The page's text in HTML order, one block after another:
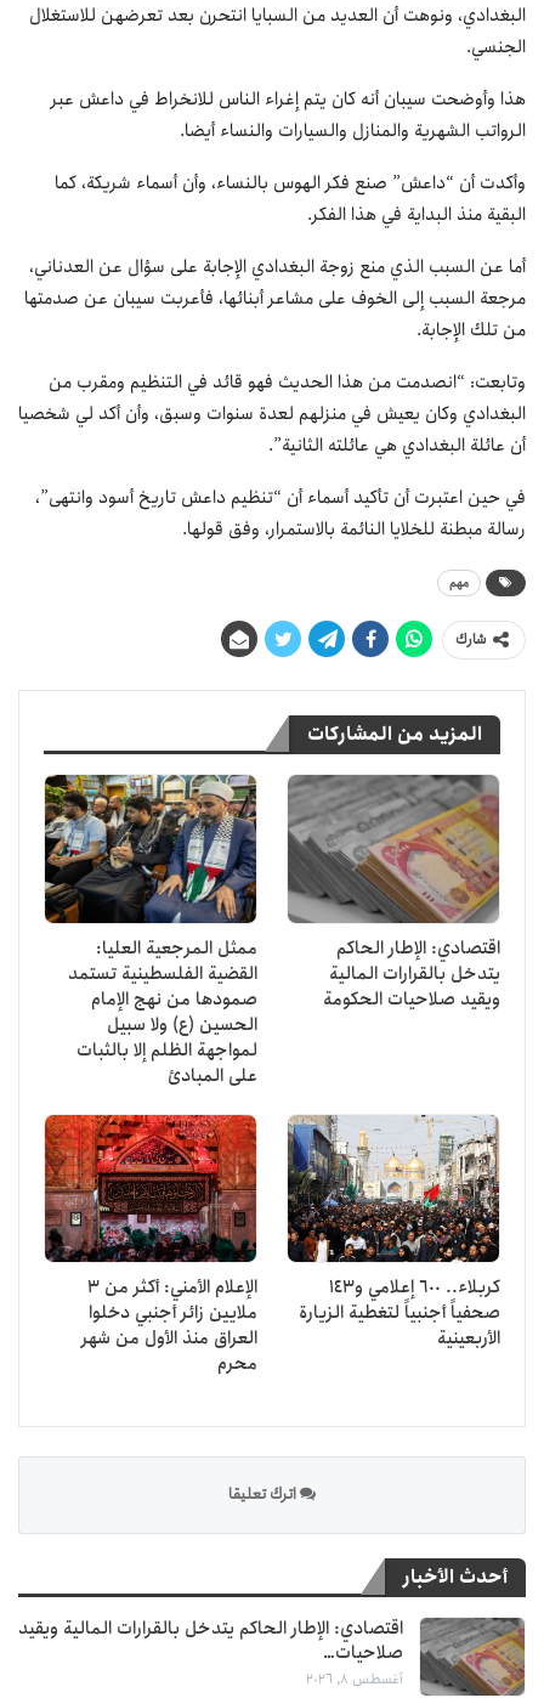
البغدادي، ونوهت أن العديد من السبايا انتحرن بعد تعرضهن للاستغلال
الجنسي.
هذا وأوضحت سيبان أنه كان يتم إغراء الناس للانخراط في داعش عبر
الرواتب الشهرية والمنازل والسيارات والنساء أيضا.
وأكدت أن “داعش” صنع فكر الهوس بالنساء، وأن أسماء شريكة، كما
البقية منذ البداية في هذا الفكر.
أما عن السبب الذي منع زوجة البغدادي الإجابة على سؤال عن العدناني،
مرجعة السبب إلى الخوف على مشاعر أبنائها، فأعربت سيبان عن صدمتها
من تلك الإجابة.
وتابعت: “انصدمت من هذا الحديث فهو قائد في التنظيم ومقرب من
البغدادي وكان يعيش في منزلهم لعدة سنوات وسبق، وأن أكد لي شخصيا
أن عائلة البغدادي هي عائلته الثانية”.
في حين اعتبرت أن تأكيد أسماء أن “تنظيم داعش تاريخ أسود وانتهى”،
رسالة مبطنة للخلايا النائمة بالاستمرار، وفق قولها.
مهم
شارك
المزيد من المشاركات
اقتصادي: الإطار الحاكم
يتدخل بالقرارات المالية
ويقيد صلاحيات الحكومة
ممثل المرجعية العليا:
القضية الفلسطينية تستمد
صمودها من نهج الإمام
الحسين (ع) ولا سبيل
لمواجهة الظلم إلا بالثبات
على المبادئ
كربلاء.. 600 إعلامي و143
صحفياً أجنبياً لتغطية الزيارة
الأربعينية
الإعلام الأمني: أكثر من 3
ملايين زائر أجنبي دخلوا
العراق منذ الأول من شهر
محرم
اترك تعليقا
أحدث الأخبار
اقتصادي: الإطار الحاكم يتدخل بالقرارات المالية ويقيد
صلاحيات…
أغسطس 8, 2026